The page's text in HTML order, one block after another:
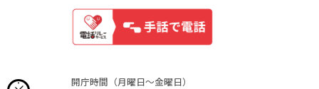
開庁時間（月曜日〜金曜日）